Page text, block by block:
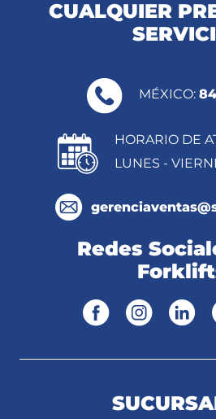
CUALQUIER
MÉXICO:
HORARIO DE
LUNES -
Redes